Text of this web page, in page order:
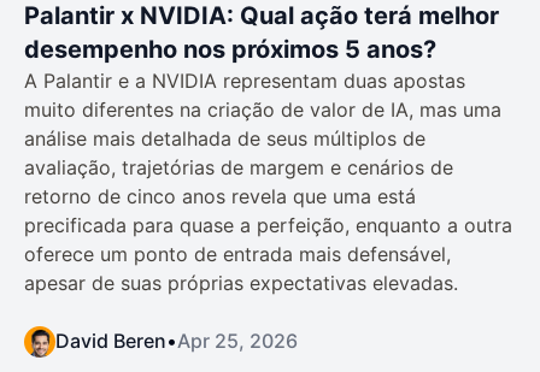
Palantir x NVIDIA: Qual ação terá melhor
desempenho nos próximos 5 anos?
A Palantir e a NVIDIA representam duas apostas
muito diferentes na criação de valor de IA, mas uma
análise mais detalhada de seus múltiplos de
avaliação, trajetórias de margem e cenários de
retorno de cinco anos revela que uma está
precificada para quase a perfeição, enquanto a outra
oferece um ponto de entrada mais defensável,
apesar de suas próprias expectativas elevadas.
David Beren•Apr 25, 2026